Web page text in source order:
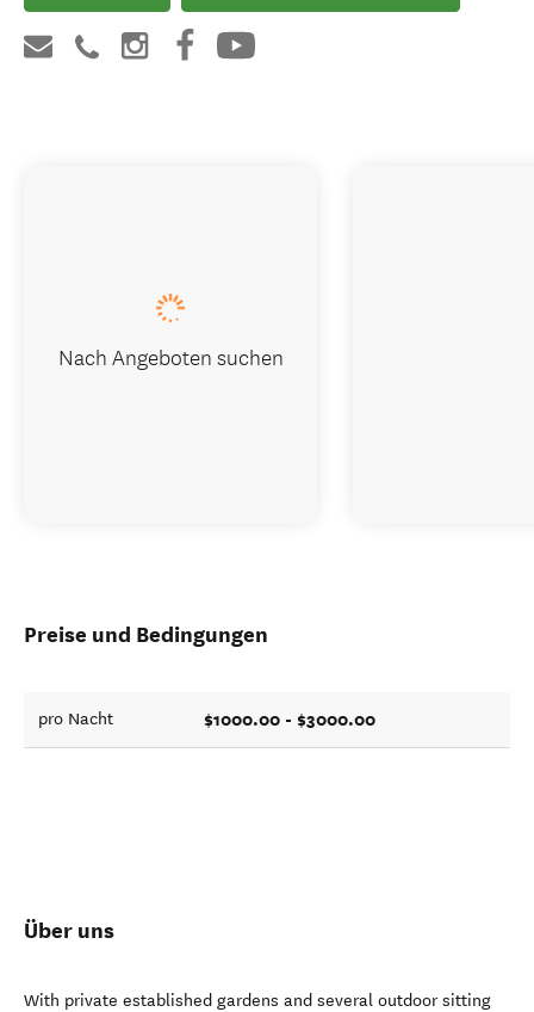
Preise und Bedingungen
pro Nacht $1000.00 - $3000.00
Über uns
With private established gardens and several outdoor sitting
Nach Angeboten suchen